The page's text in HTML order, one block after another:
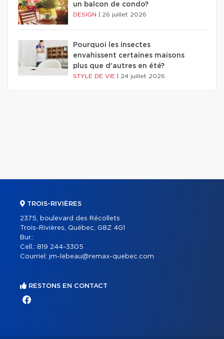
un balcon de condo?
DESIGN 26 juillet 2026
Pourquoi les insectes
envahissent certaines maisons
plus que d'autres en été?
STYLE DE VIE 24 juillet 2026
TROIS-RIVIÈRES
2375, boulevard des Récollets
Trois-Rivières, Québec, G8Z 4G1
Bur.:
Cell.: 819 244-3305
Courriel: jm-lebeau@remax-quebec.com
RESTONS EN CONTACT